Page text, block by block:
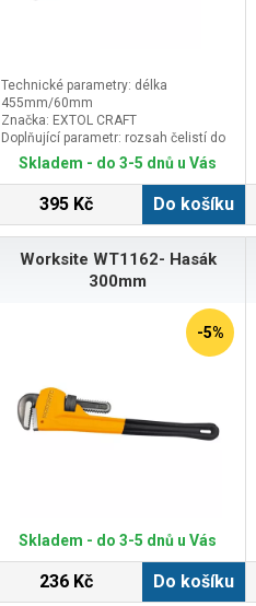
Technické parametry: délka
455mm/60mm
Značka: EXTOL CRAFT
Doplňující parametr: rozsah čelistí do
60mm
Skladem - do 3-5 dnů u Vás
395 Kč Do košíku
Worksite WT1162- Hasák
300mm
-5%
Skladem - do 3-5 dnů u Vás
236 Kč Do košíku